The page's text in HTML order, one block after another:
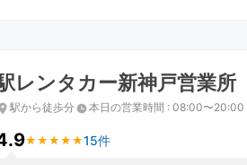
レンタカー新神戸営業所
駅から徒歩分 本日の営業時間 : 08:00〜20:00
★ ★ ★ ★ ★
★ ★ ★ ★ ★15件